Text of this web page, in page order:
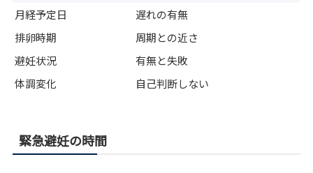
月経予定日
遅れの有無
排卵時期
周期との近さ
避妊状況
有無と失敗
体調変化
自己判断しない
緊急避妊の時間